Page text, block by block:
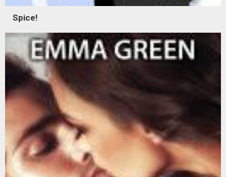
Spice!